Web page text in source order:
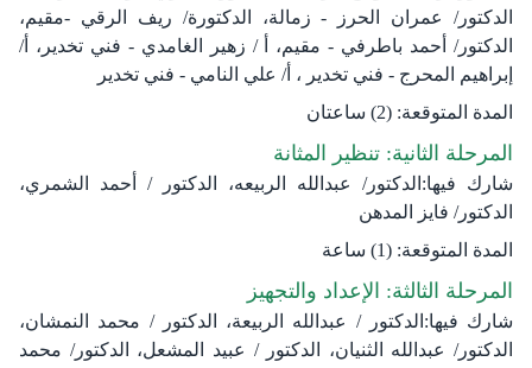
الدكتور/ عمران الحرز - زمالة، الدكتورة/ ريف الرقي -مقيم،
الدكتور/ أحمد باطرفي - مقيم، أ / زهير الغامدي - فني تخدير، أ/
إبراهيم المحرج - فني تخدير ​، أ/ علي النامي - فني تخدير
المدة المتوقعة: (2) ساعتان
المرحلة الثانية: تنظير المثانة
شارك فيها:الدكتور/ عبدالله الربيعه، الدكتور / أحمد الشمري،
الدكتور/ فايز المدهن
المدة المتوقعة: (1) ساعة
المرحلة الثالثة: الإعداد والتجهيز
شارك فيها:الدكتور / عبدالله الربيعة، الدكتور / محمد النمشان،
الدكتور/ عبدالله الثنيان، الدكتور / عبيد المشعل، الدكتور/ محمد